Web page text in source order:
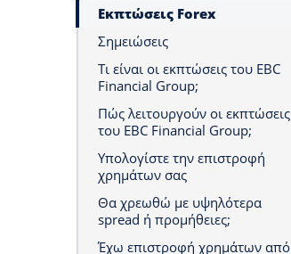
Εκπτώσεις Forex
Σημειώσεις
Τι είναι οι εκπτώσεις του EBC
Financial Group;
Πώς λειτουργούν οι εκπτώσεις
του EBC Financial Group;
Υπολογίστε την επιστροφή
χρημάτων σας
Θα χρεωθώ με υψηλότερα
spread ή προμήθειες;
Έχω επιστροφή χρημάτων από